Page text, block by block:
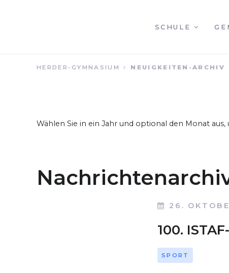
NAVIGATION
SCHULE
HERDER-GYMNASIUM NEUIGKEITEN-ARCHIV
Wählen Sie in ein Jahr und optional den Monat
26.
100.
SPORT